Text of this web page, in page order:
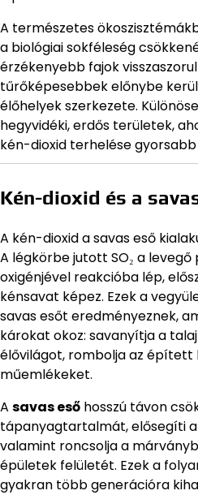
A természetes
a biológiai sokféleség
érzékenyebb fajok
tűrőképesebbek előnybe
élőhelyek szerkezete.
hegyvidéki, erdős területek,
kén-dioxid terhelése
Kén-dioxid és a
A kén-dioxid a savas eső
A légkörbe jutott SO₂ a
oxigénjével reakcióba lép,
kénsavat képez. Ezek a
savas esőt eredményeznek,
károkat okoz: savanyítja a
élővilágot, rombolja az épített
műemlékeket.
A savas eső hosszú távon
tápanyagtartalmát, elősegíti
valamint roncsolja a
épületek felületét. Ezek a
gyakran több generációra